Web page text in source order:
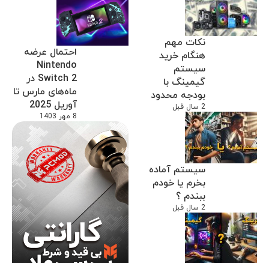
احتمال عرضه
Nintendo
Switch 2 در
ماه‌های مارس تا
آوریل 2025
8 مهر 1403
نکات مهم
هنگام خرید
سیستم
گیمینگ با
بودجه محدود
2 سال قبل
سیستم آماده
بخرم یا خودم
ببندم ؟
2 سال قبل